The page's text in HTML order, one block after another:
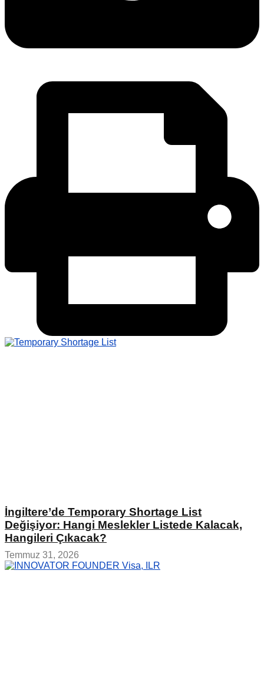
İngiltere’de Temporary Shortage List
Değişiyor: Hangi Meslekler Listede Kalacak,
Hangileri Çıkacak?
Temmuz 31, 2026